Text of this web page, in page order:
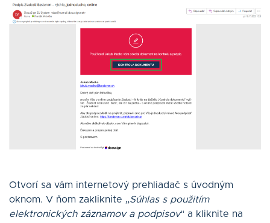
Otvorí sa vám internetový prehliadač s úvodným
oknom. V ňom zakliknite „Súhlas s použitím
elektronických záznamov a podpisov“ a kliknite na